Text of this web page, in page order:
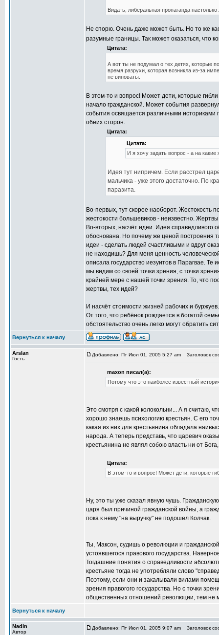
Видать, либеральная пропаганда
Не спорю. Очень даже может быть. Но то же
разумные границы. Так может оказаться, что
Цитата:
А вот ты не подумал о тех детях, которые
время разрухи, которая возникла из-за
не виноваты.
В этом-то и вопрос! Может дети, которые
начало гражданской. Может события
события освящается различными историками
обеих сторон.
Цитата:
Цитата:
И я хочу задать вопрос - а на
Идея тут нипричем. Если расстрел
мальчика - уже этого достаточно. По
паразита.
Во-первых, тут скорее наоборот. Жестокость
жестокости большевиков - неизвестно.
Во-вторых, насчёт идеи. Идея справедливого
обоснована. Но почему же ценой построения
идеи - сделать людей счастливыми и вдруг
не находишь? Для меня ценность
описала государство иезуитов в Парагвае.
мы видим со своей точки зрения, с точки
крайней мере с нашей точки зрения. То, что
жертвы, тех идей?
И насчёт стоимости жизней рабочих и
От того, что ребёнок рождается в богатой
обстоятельство очень легко могут обратить
Вернуться к началу
Arslan
Гость
Добавлено: Пт Июл 01, 2005 5:27 am Заголовок
maxon писал(а):
Потому что это наиболее известный
Это смотря с какой колокольни... А я считаю,
хорошо знаешь психологию крестьян. С его
какая из них для крестьянина обладала
народа. А теперь представь, что царевич
крестьянина не являл собою власть ни от
Цитата:
В этом-то и вопрос! Может дети, которые
Ну, это ты уже сказал явную чушь.
царя был причиной гражданской войны, а
пока к нему "на выручку" не подошел Колчак.
Ты, Максон, судишь о революции и
устоявшегося правового государства.
Тогдашние понятия о справедливости
крестьяне тогда не употребляли слово
Поэтому, если они и закалывали вилами
зрения правогого государства. Но с точки
общественных отношений революции, тем не
Вернуться к началу
Nadin
Автор
Добавлено: Пт Июл 01, 2005 9:07 am Заголовок